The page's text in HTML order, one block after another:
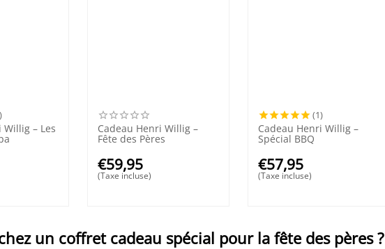
Willig – Les Cadeau Henri Willig –
Fête des Pères
€59,95
(Taxe incluse)
(1)
Cadeau Henri Willig –
Spécial BBQ
€57,95
(Taxe incluse)
un coffret cadeau spécial pour la fête des pères ?